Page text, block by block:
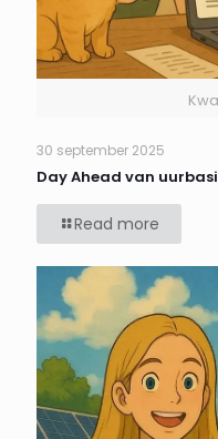
30 september 2025
Day Ahead van
Read more